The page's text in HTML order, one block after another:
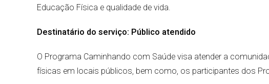
Educação Física e qualidade de vida.
Destinatário do serviço: Público atendido
O Programa Caminhando com Saúde visa atender a
físicas em locais públicos, bem como, os participantes dos